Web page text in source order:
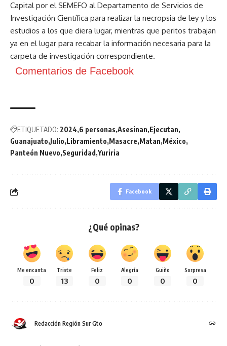
Capital por el SEMEFO al Departamento de Servicios de
Investigación Científica para realizar la necropsia de ley y los
estudios a los que diera lugar, mientras que peritos trabajan
ya en el lugar para recabar la información necesaria para la
carpeta de investigación correspondiente.
Comentarios de Facebook
ETIQUETADO: 2024 6 personas Asesinan Ejecutan
Guanajuato Julio Libramiento Masacre Matan México
Panteón Nuevo Seguridad Yuriria
Facebook
¿Qué opinas?
Me encanta
0
Triste
13
Feliz
0
Alegría
0
Guiño
0
Sorpresa
0
Redacción Región Sur Gto